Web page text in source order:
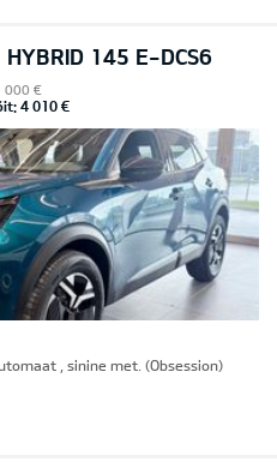
145 E-DCS6
000 €
4 010 €
, sinine met. (Obsession)